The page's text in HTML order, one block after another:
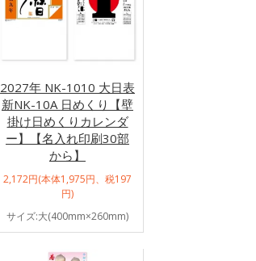
2027年 NK-1010 大日表
新NK-10A 日めくり【壁
掛け日めくりカレンダ
ー】【名入れ印刷30部
から】
2,172円(本体1,975円、税197
円)
サイズ:大(400mm×260mm)